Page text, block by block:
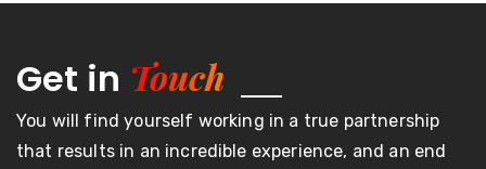
Get in Touch
You will find yourself working in a true partnership
that results in an incredible experience, and an end